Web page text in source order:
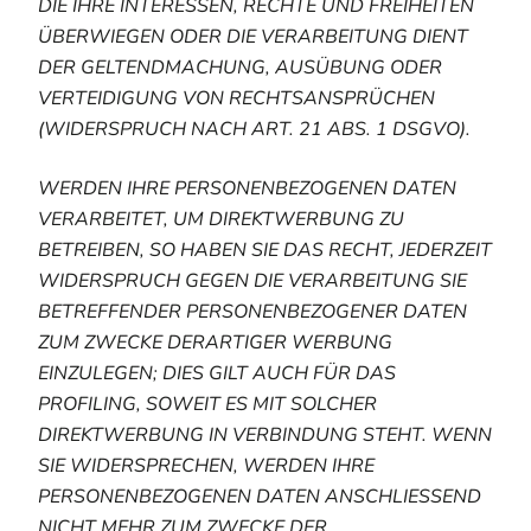
DIE IHRE INTERESSEN, RECHTE UND FREIHEITEN
ÜBERWIEGEN ODER DIE VERARBEITUNG DIENT
DER GELTENDMACHUNG, AUSÜBUNG ODER
VERTEIDIGUNG VON RECHTSANSPRÜCHEN
(WIDERSPRUCH NACH ART. 21 ABS. 1 DSGVO).
WERDEN IHRE PERSONENBEZOGENEN DATEN
VERARBEITET, UM DIREKTWERBUNG ZU
BETREIBEN, SO HABEN SIE DAS RECHT, JEDERZEIT
WIDERSPRUCH GEGEN DIE VERARBEITUNG SIE
BETREFFENDER PERSONENBEZOGENER DATEN
ZUM ZWECKE DERARTIGER WERBUNG
EINZULEGEN; DIES GILT AUCH FÜR DAS
PROFILING, SOWEIT ES MIT SOLCHER
DIREKTWERBUNG IN VERBINDUNG STEHT. WENN
SIE WIDERSPRECHEN, WERDEN IHRE
PERSONENBEZOGENEN DATEN ANSCHLIESSEND